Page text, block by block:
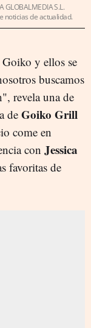
GLOBALMEDIA S.L.
noticias de actualidad.
y ellos se
buscamos
revela una de
de Goiko Grill
come en
con Jessica
favoritas de